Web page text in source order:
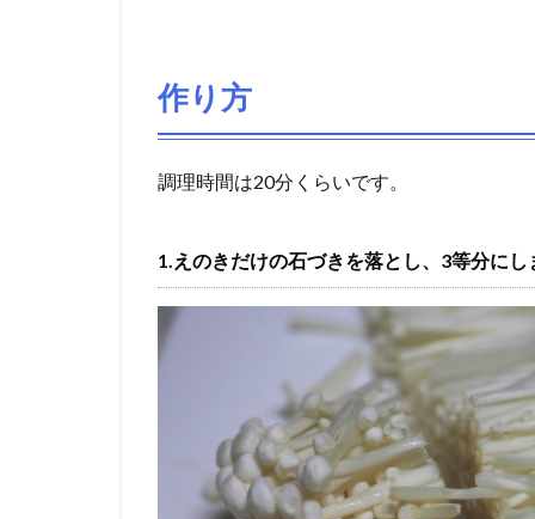
作り方
調理時間は20分くらいです。
1.えのきだけの石づきを落とし、3等分にし